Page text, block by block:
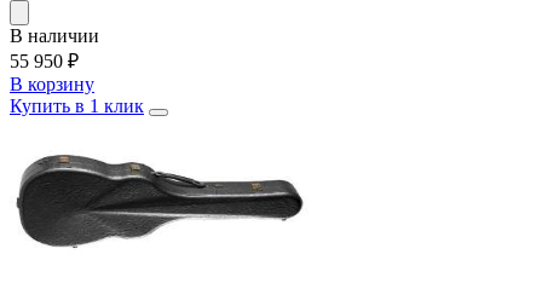
В наличии
55 950 ₽
В корзину
Купить в 1 клик